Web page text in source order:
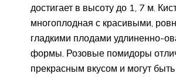
достигает в высоту до 1, 7 м.
многоплодная с красивыми,
гладкими плодами удлиненно-
формы. Розовые помидоры
прекрасным вкусом и могут быть